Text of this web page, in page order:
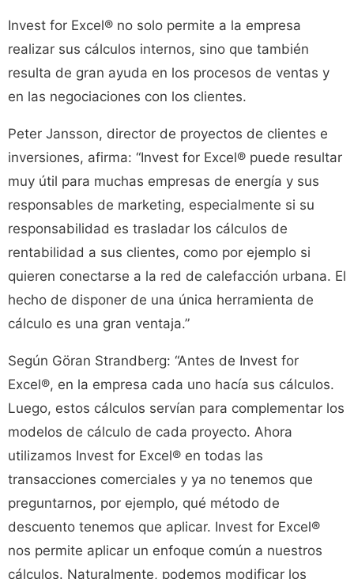
Invest for Excel® no solo permite a la empresa
realizar sus cálculos internos, sino que también
resulta de gran ayuda en los procesos de ventas y
en las negociaciones con los clientes.
Peter Jansson, director de proyectos de clientes e
inversiones, afirma: “Invest for Excel® puede resultar
muy útil para muchas empresas de energía y sus
responsables de marketing, especialmente si su
responsabilidad es trasladar los cálculos de
rentabilidad a sus clientes, como por ejemplo si
quieren conectarse a la red de calefacción urbana. El
hecho de disponer de una única herramienta de
cálculo es una gran ventaja.”
Según Göran Strandberg: “Antes de Invest for
Excel®, en la empresa cada uno hacía sus cálculos.
Luego, estos cálculos servían para complementar los
modelos de cálculo de cada proyecto. Ahora
utilizamos Invest for Excel® en todas las
transacciones comerciales y ya no tenemos que
preguntarnos, por ejemplo, qué método de
descuento tenemos que aplicar. Invest for Excel®
nos permite aplicar un enfoque común a nuestros
cálculos. Naturalmente, podemos modificar los